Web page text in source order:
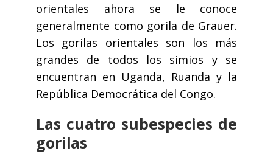
orientales ahora se le conoce
generalmente como gorila de Grauer.
Los gorilas orientales son los más
grandes de todos los simios y se
encuentran en Uganda, Ruanda y la
República Democrática del Congo.
Las cuatro subespecies de
gorilas